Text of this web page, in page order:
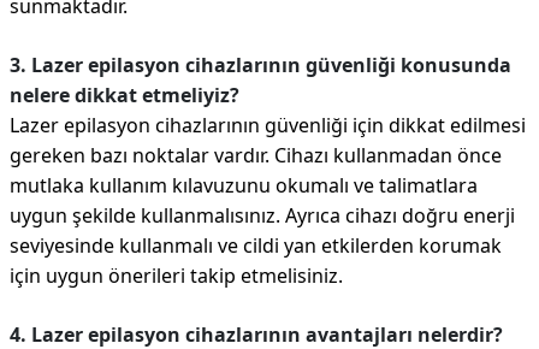
sunmaktadır.
3. Lazer epilasyon cihazlarının güvenliği konusunda
nelere dikkat etmeliyiz?
Lazer epilasyon cihazlarının güvenliği için dikkat edilmesi
gereken bazı noktalar vardır. Cihazı kullanmadan önce
mutlaka kullanım kılavuzunu okumalı ve talimatlara
uygun şekilde kullanmalısınız. Ayrıca cihazı doğru enerji
seviyesinde kullanmalı ve cildi yan etkilerden korumak
için uygun önerileri takip etmelisiniz.
4. Lazer epilasyon cihazlarının avantajları nelerdir?